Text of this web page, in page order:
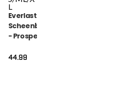
L
Everlast
Scheenbeschermer
- Prospect Youth -
44.99